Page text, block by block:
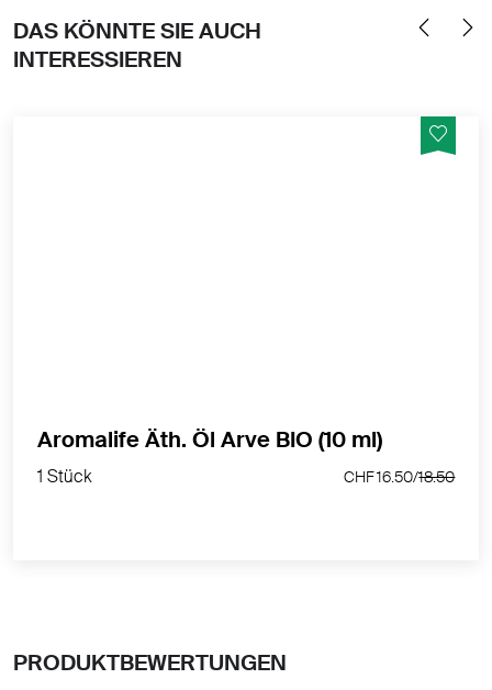
DAS KÖNNTE SIE AUCH
INTERESSIEREN
1 Stück CHF 16.50/18.50
Aromalife Äth. Öl Arve BIO (10 ml)
1 Stück CHF 16.50/18.50
PRODUKTBEWERTUNGEN